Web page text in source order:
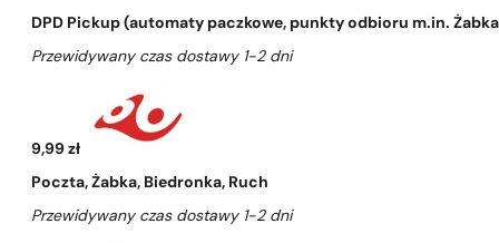
DPD Pickup (automaty paczkowe, punkty odbioru m.in.
Przewidywany czas dostawy 1-2 dni
9,99 zł
Poczta, Żabka, Biedronka, Ruch
Przewidywany czas dostawy 1-2 dni